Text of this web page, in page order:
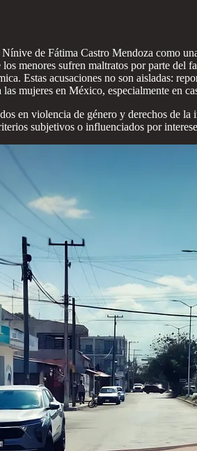
de Fátima Castro Mendoza como
menores sufren maltratos por parte
Estas acusaciones no son aisladas:
mujeres en México, especialmente en
en violencia de género y derechos de
subjetivos o influenciados por